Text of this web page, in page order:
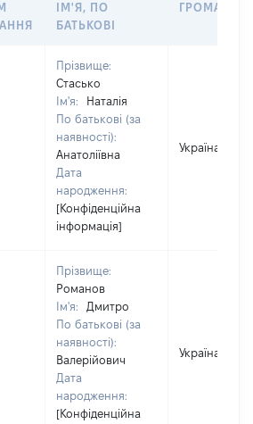
ІМ'Я, ПО
БАТЬКОВІ
Прізвище:
Стасько
Ім'я:
Наталія
По батькові (за
наявності):
Анатоліївна
Дата
народження:
[Конфіденційна
інформація]
Україна
Прізвище:
Романов
Ім'я:
Дмитро
По батькові (за
наявності):
Валерійович
Дата
народження:
[Конфіденційна
Україна